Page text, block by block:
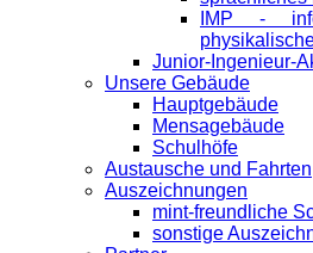
IMP -
Junior-Ingenieur-
Unsere Gebäude
Hauptgebäude
Mensagebäude
Schulhöfe
Austausche und Fahrten
Auszeichnungen
mint-freundliche
sonstige